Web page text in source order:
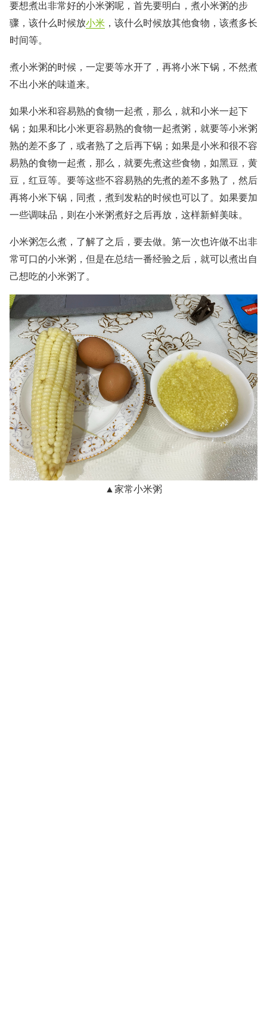
要想煮出非常好的小米粥呢，首先要明白，煮小米粥的步
骤，该什么时候放小米 ，该什么时候放其他食物，该煮多长
时间等。
煮小米粥的时候，一定要等水开了，再将小米下锅，不然煮
不出小米的味道来。
如果小米和容易熟的食物一起煮，那么，就和小米一起下
锅；如果和比小米更容易熟的食物一起煮粥，就要等小米粥
熟的差不多了，或者熟了之后再下锅；如果是小米和很不容
易熟的食物一起煮，那么，就要先煮这些食物，如黑豆，黄
豆，红豆等。要等这些不容易熟的先煮的差不多熟了，然后
再将小米下锅，同煮，煮到发粘的时候也可以了。如果要加
一些调味品，则在小米粥煮好之后再放，这样新鲜美味。
小米粥怎么煮，了解了之后，要去做。第一次也许做不出非
常可口的小米粥，但是在总结一番经验之后，就可以煮出自
己想吃的小米粥了。
▲家常小米粥